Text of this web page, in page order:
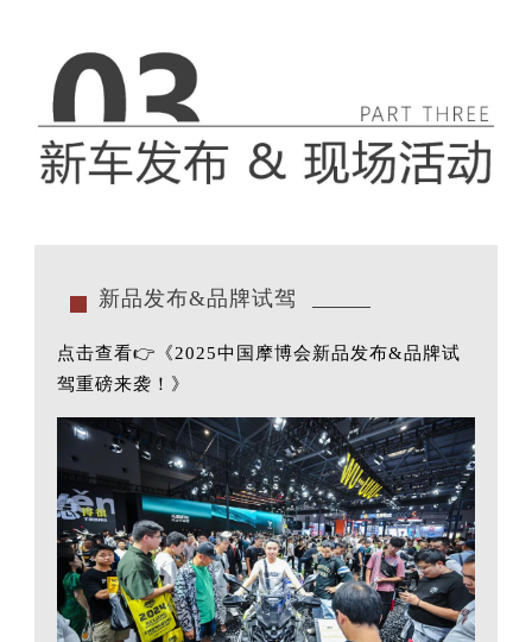
新品发布&品牌试驾
点击查看👉《2025中国摩博会新品发布&品牌试
驾重磅来袭！ 》